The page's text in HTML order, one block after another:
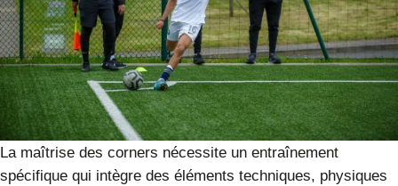
La maîtrise des corners nécessite un entraînement
spécifique qui intègre des éléments techniques, physiques